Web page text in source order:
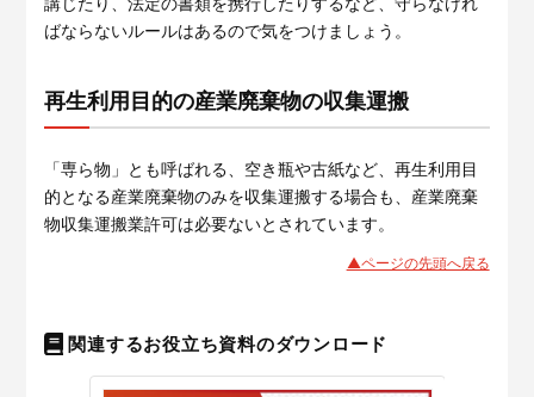
ばならないルールはあるので気をつけましょう。
再生利用目的の産業廃棄物の収集運搬
「専ら物」とも呼ばれる、空き瓶や古紙など、再生利用目
的となる産業廃棄物のみを収集運搬する場合も、産業廃棄
物収集運搬業許可は必要ないとされています。
▲ページの先頭へ戻る
関連するお役立ち資料のダウンロード